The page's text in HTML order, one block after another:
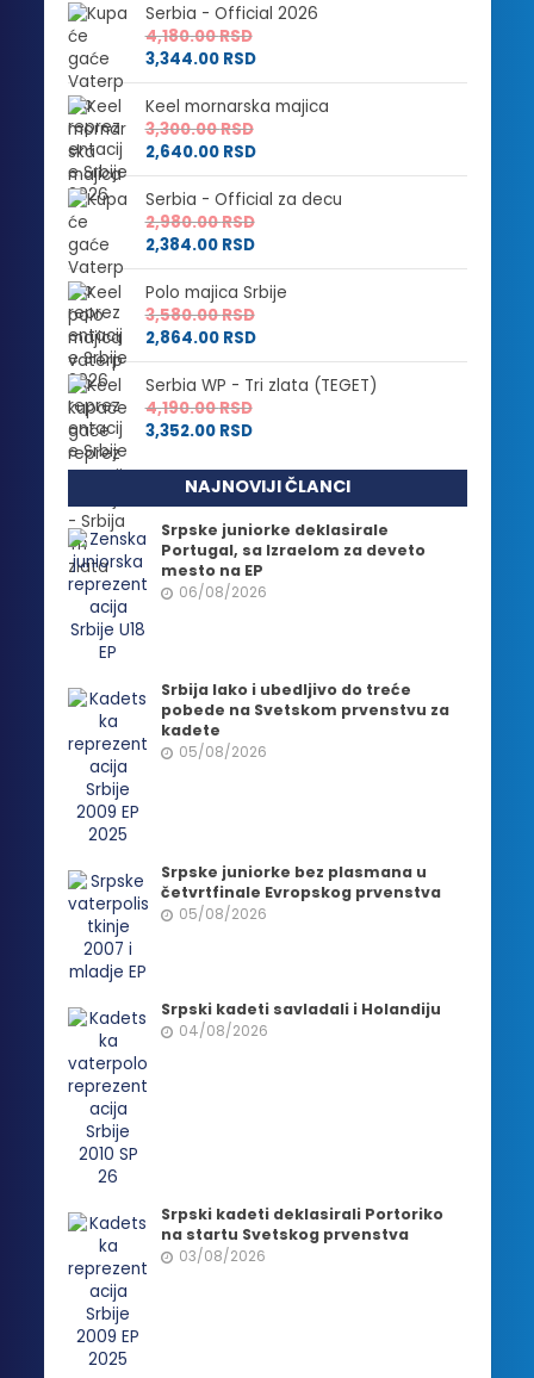
Serbia - Official 2026
4,180.00RSD
3,344.00 RSD
Keel mornarska majica
3,300.00RSD
2,640.00 RSD
Serbia - Official za decu
2,980.00RSD
2,384.00 RSD
Polo majica Srbije
3,580.00RSD
2,864.00 RSD
Serbia WP - Tri zlata (TEGET)
4,190.00RSD
3,352.00 RSD
NAJNOVIJI ČLANCI
Srpske juniorke deklasirale
Portugal, sa Izraelom za deveto
mesto na EP
06/08/2026
Srbija lako i ubedljivo do treće
pobede na Svetskom prvenstvu za
kadete
05/08/2026
Srpske juniorke bez plasmana u
četvrtfinale Evropskog prvenstva
05/08/2026
Srpski kadeti savladali i Holandiju
04/08/2026
Srpski kadeti deklasirali Portoriko
na startu Svetskog prvenstva
03/08/2026